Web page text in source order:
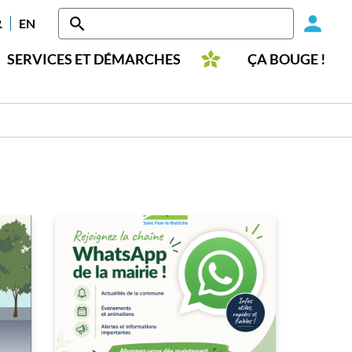
-
ENGLISH
SERVICES ET DÉMARCHES ÇA BOUGE !